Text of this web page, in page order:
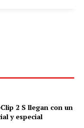
2 S llegan con un
y especial